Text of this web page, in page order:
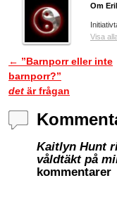
Om
Visa
Inläggsnavigering
← ”Barnporr eller inte
barnporr?”
det är frågan
Kaitlyn Hunt
våldtäkt på
kommentarer